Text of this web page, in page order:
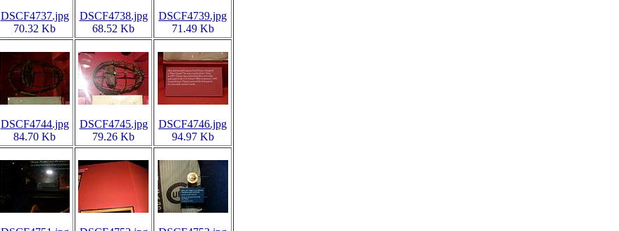
DSCF4737.jpg
70.32 Kb
DSCF4738.jpg
68.52 Kb
DSCF4739.jpg
71.49 Kb
DSCF4744.jpg
84.70 Kb
DSCF4745.jpg
79.26 Kb
DSCF4746.jpg
94.97 Kb